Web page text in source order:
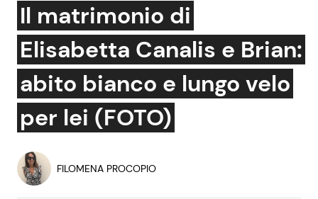
News e Cronaca
Attualità Italiana
Dal Mondo
Economia
Persone Scomparse
Gossip e TV
Bellezze VIP
Coppie VIP
Il matrimonio di
Elisabetta Canalis e Brian:
abito bianco e lungo velo
per lei (FOTO)
FILOMENA PROCOPIO